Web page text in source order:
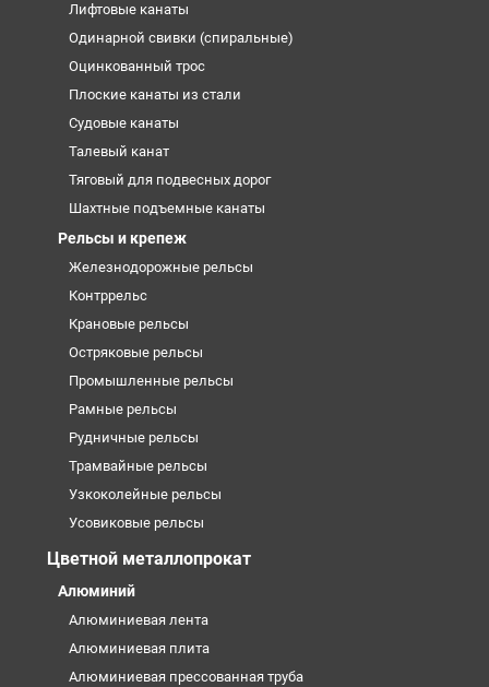
Лифтовые канаты
Одинарной свивки (спиральные)
Оцинкованный трос
Плоские канаты из стали
Судовые канаты
Талевый канат
Тяговый для подвесных дорог
Шахтные подъемные канаты
Рельсы и крепеж
Железнодорожные рельсы
Контррельс
Крановые рельсы
Остряковые рельсы
Промышленные рельсы
Рамные рельсы
Рудничные рельсы
Трамвайные рельсы
Узкоколейные рельсы
Усовиковые рельсы
Цветной металлопрокат
Алюминий
Алюминиевая лента
Алюминиевая плита
Алюминиевая прессованная труба